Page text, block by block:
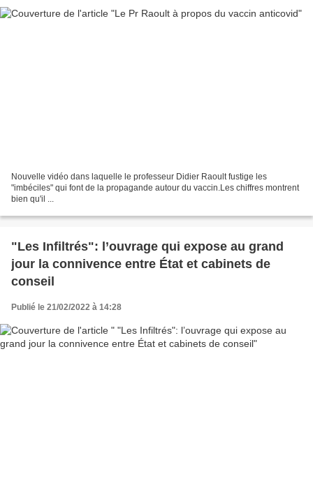
Nouvelle vidéo dans laquelle le professeur Didier Raoult fustige les
"imbéciles" qui font de la propagande autour du vaccin.Les chiffres montrent
bien qu'il ...
"Les Infiltrés": l’ouvrage qui expose au grand
jour la connivence entre État et cabinets de
conseil
Publié le 21/02/2022 à 14:28